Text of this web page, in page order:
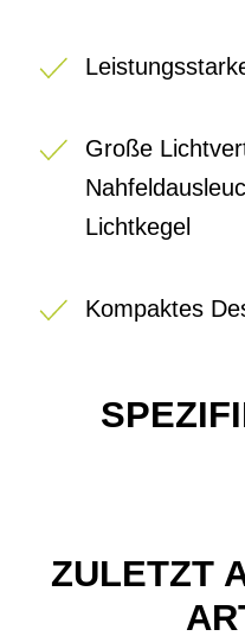
Große
Lichtkegel
Kompaktes
ZULETZT